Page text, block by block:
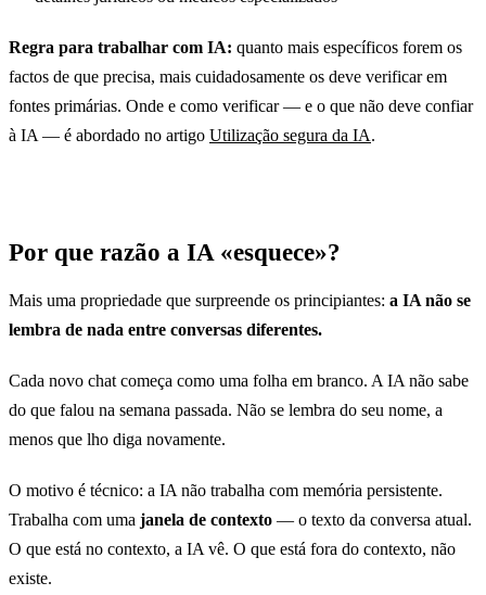
Regra para trabalhar com IA: quanto mais específicos forem os
factos de que precisa, mais cuidadosamente os deve verificar em
fontes primárias. Onde e como verificar — e o que não deve confiar
à IA — é abordado no artigo Utilização segura da IA.
Por que razão a IA «esquece»?
Mais uma propriedade que surpreende os principiantes: a IA não se
lembra de nada entre conversas diferentes.
Cada novo chat começa como uma folha em branco. A IA não sabe
do que falou na semana passada. Não se lembra do seu nome, a
menos que lho diga novamente.
O motivo é técnico: a IA não trabalha com memória persistente.
Trabalha com uma janela de contexto — o texto da conversa atual.
O que está no contexto, a IA vê. O que está fora do contexto, não
existe.